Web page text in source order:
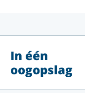
In één
oogopslag